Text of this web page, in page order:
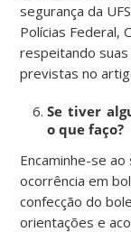
segurança da
Polícias Federal,
respeitando
previstas no
Se tiver
o que faço?
Encaminhe-se
ocorrência em
confecção do
orientações e